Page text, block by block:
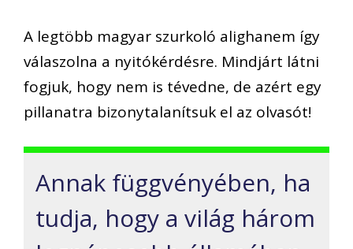
A legtöbb magyar szurkoló alighanem így
válaszolna a nyitókérdésre. Mindjárt látni
fogjuk, hogy nem is tévedne, de azért egy
pillanatra bizonytalanítsuk el az olvasót!
Annak függvényében, ha
tudja, hogy a világ három